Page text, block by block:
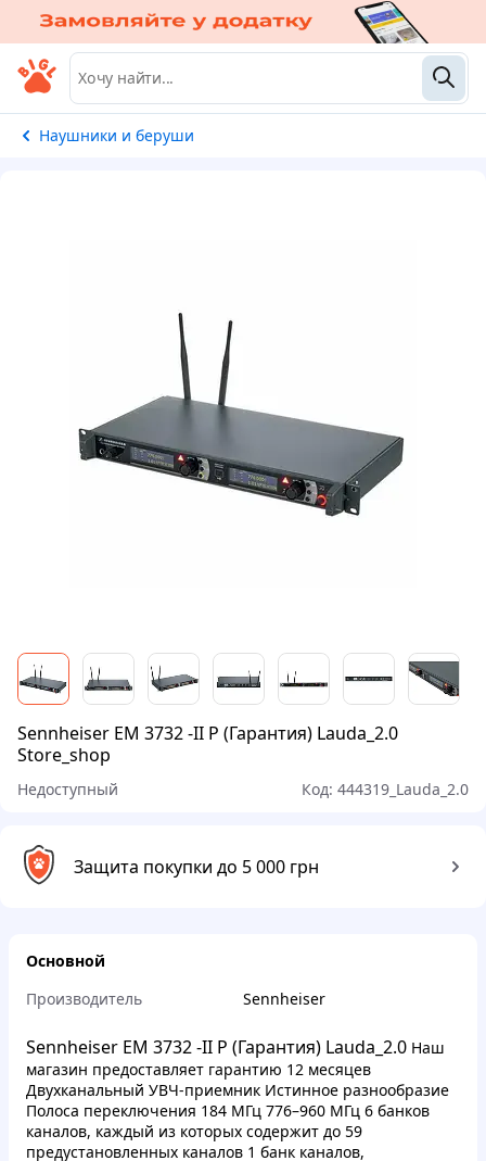
Наушники и беруши
Sennheiser EM 3732 -II P (Гарантия) Lauda_2.0
Store_shop
Недоступный Код: 444319_Lauda_2.0
Защита покупки до 5 000 грн
Основной
Производитель
Sennheiser
Sennheiser EM 3732 -II P (Гарантия) Lauda_2.0 Наш
магазин предоставляет гарантию 12 месяцев
Двухканальный УВЧ-приемник Истинное разнообразие
Полоса переключения 184 МГц 776–960 МГц 6 банков
каналов, каждый из которых содержит до 59
предустановленных каналов 1 банк каналов,